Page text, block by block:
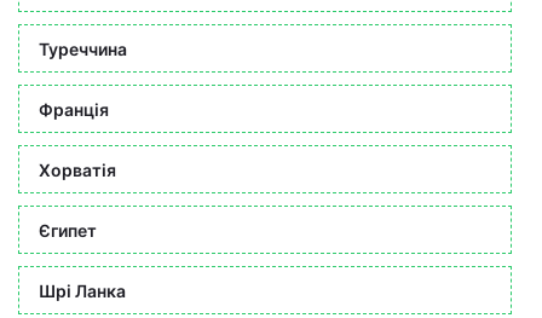
Туреччина
Франція
Хорватія
Єгипет
Шрі Ланка